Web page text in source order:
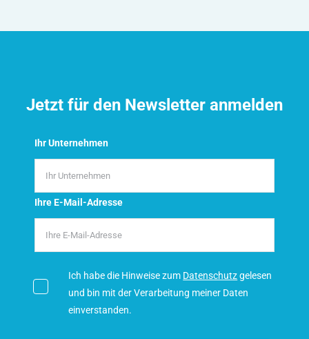
Jetzt für den Newsletter anmelden
Ihr Unternehmen
Ihre E-Mail-Adresse
Ich habe die Hinweise zum Datenschutzgelesen
und bin mit der Verarbeitung meiner Daten
einverstanden.